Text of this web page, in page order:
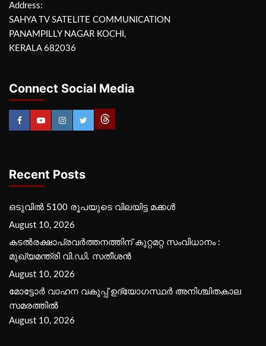
Address:
SAHYA TV SATELITE COMMUNICATION
PANAMPILLY NAGAR KOCHI,
KERALA 682036
Connect Social Media
Recent Posts
ഒടുവിൽ 5100 രൂപയുടെ വിലയിട്ട മക്കൾ
August 10, 2026
കടല്‍രക്ഷാപ്രവര്‍ത്തനത്തിന് കുറ്റമറ്റ സംവിധാനം :
മുഖ്യമന്ത്രി വി.ഡി. സതീശന്‍
August 10, 2026
മോട്ടോര്‍ വാഹന വകുപ്പ് ഉദ്യോഗസ്ഥര്‍ അനിശ്ചിതകാല
സമരത്തില്‍
August 10, 2026